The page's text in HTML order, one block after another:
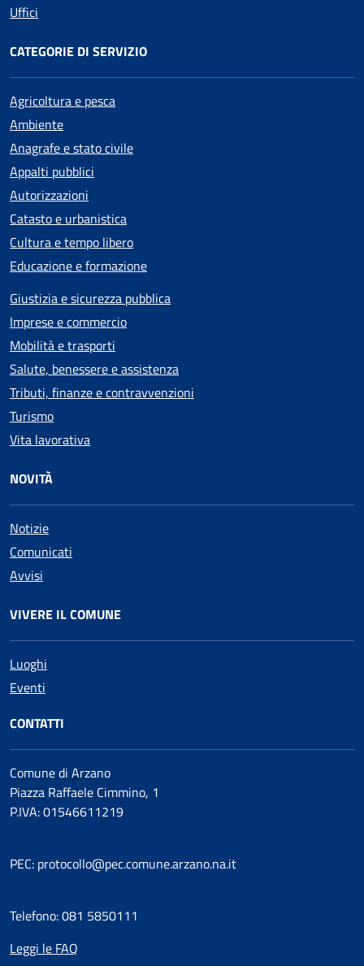
Uffici
CATEGORIE DI SERVIZIO
Agricoltura e pesca
Ambiente
Anagrafe e stato civile
Appalti pubblici
Autorizzazioni
Catasto e urbanistica
Cultura e tempo libero
Educazione e formazione
Giustizia e sicurezza pubblica
Imprese e commercio
Mobilità e trasporti
Salute, benessere e assistenza
Tributi, finanze e contravvenzioni
Turismo
Vita lavorativa
NOVITÀ
Notizie
Comunicati
Avvisi
VIVERE IL COMUNE
Luoghi
Eventi
CONTATTI
Comune di Arzano
Piazza Raffaele Cimmino, 1
P.IVA: 01546611219
PEC: protocollo@pec.comune.arzano.na.it
Telefono: 081 5850111
Leggi le FAQ